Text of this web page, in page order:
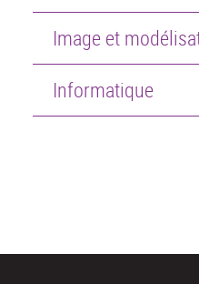
Image et
Informatique